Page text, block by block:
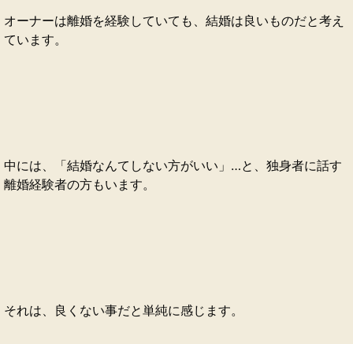
オーナーは離婚を経験していても、結婚は良いものだと考え
ています。
中には、「結婚なんてしない方がいい」…と、独身者に話す
離婚経験者の方もいます。
それは、良くない事だと単純に感じます。